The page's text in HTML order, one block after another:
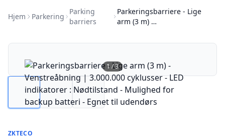
Hjem Parkering
Parking
barriers
Parkeringsbarriere - Lige
arm (3 m) …
1/3
ZKTECO